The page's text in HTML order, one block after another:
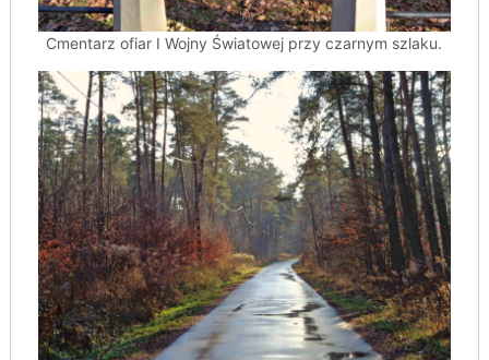
Cmentarz ofiar I Wojny Światowej przy czarnym szlaku.